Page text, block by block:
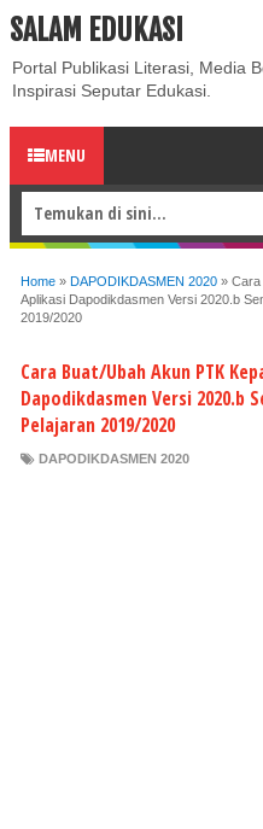
ABOUT CONTACT US
SALAM EDUKASI
Portal Publikasi Literasi, Media
Inspirasi Seputar Edukasi.
MENU
Home » DAPODIKDASMEN 2020 » Cara
Aplikasi Dapodikdasmen Versi 2020.b
2019/2020
Cara Buat/Ubah Akun PTK
Dapodikdasmen Versi 2020.b
Pelajaran 2019/2020
DAPODIKDASMEN 2020